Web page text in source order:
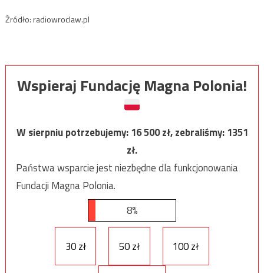
Źródło: radiowroclaw.pl
Wspieraj Fundację Magna Polonia!
W sierpniu potrzebujemy:16 500zł, zebraliśmy:1351
zł.
Państwa wsparcie jest niezbędne dla funkcjonowania
Fundacji Magna Polonia.
8%
30 zł 50 zł 100 zł